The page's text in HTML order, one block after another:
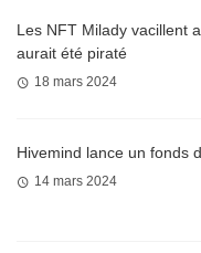
Les NFT Milady vacillent
aurait été piraté
18 mars 2024
Hivemind lance un fonds
14 mars 2024